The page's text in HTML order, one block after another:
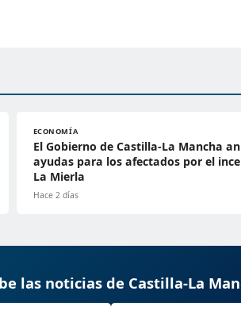
ECONOMÍA
El Gobierno de Castilla-La Mancha
ayudas para los afectados por el
La Mierla
Hace 2 días
las noticias de Castilla-La